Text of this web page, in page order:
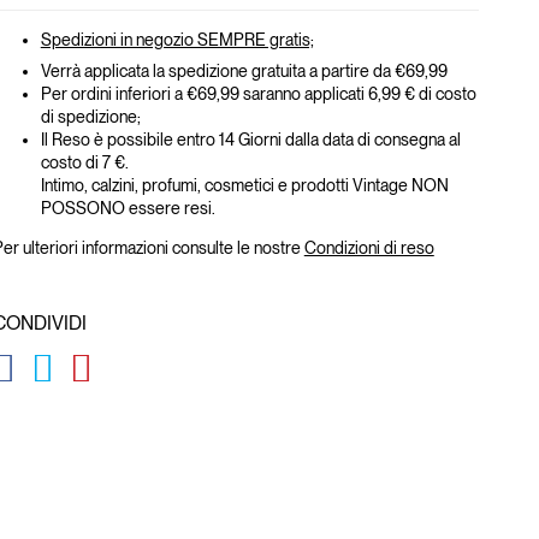
Spedizioni in negozio SEMPRE gratis;
Verrà applicata la spedizione gratuita a partire da €69,99
Per ordini inferiori a €69,99 saranno applicati 6,99 € di costo
di spedizione;
Il Reso è possibile entro 14 Giorni dalla data di consegna al
costo di 7 €.
Intimo, calzini, profumi, cosmetici e prodotti Vintage NON
POSSONO essere resi.
ulteriori informazioni consulte le nostreCondizioni di reso